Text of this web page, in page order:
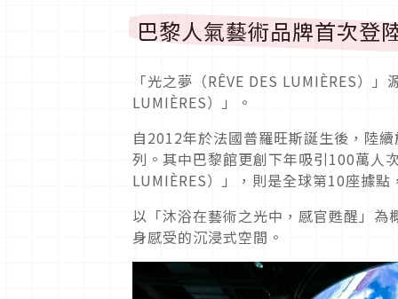
巴黎人氣藝術品牌首次登
「光之夢（RÊVE DES LUMIÈRES）
LUMIÈRES）」。
自2012年於法國普羅旺斯誕生後，陸
列。其中巴黎館更創下年吸引100萬人
LUMIÈRES）」，則是全球第10座據
以「沐浴在藝術之光中，感官甦醒」
身感受的沉浸式空間。